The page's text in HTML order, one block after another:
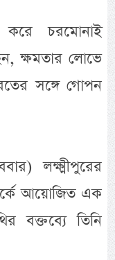
চরমোনাই
ক্ষমতার লোভে
সঙ্গে গোপন
লক্ষ্মীপুরের
আয়োজিত এক
বক্তব্যে তিনি